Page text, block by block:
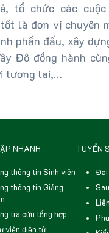
tổ chức các
là đơn vị chuyên
phấn đấu, xây
Đô đồng hành
tương lai,…
NHANH
thông tin Sinh viên
thông tin Giảng
tra cứu tổng hợp
viện điện tử
TUYỂN
Đại